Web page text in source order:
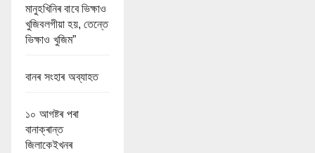
মানুহখিনিৰ বাবে ভিক্ষাও
খুজিবলগীয়া হয়, তেন্তে
ভিক্ষাও খুজিম”
বানৰ সংহাৰ অব্যাহত
১০ আগষ্টৰ পৰা
বানাক্ৰান্ত
জিলাকেইখনৰ